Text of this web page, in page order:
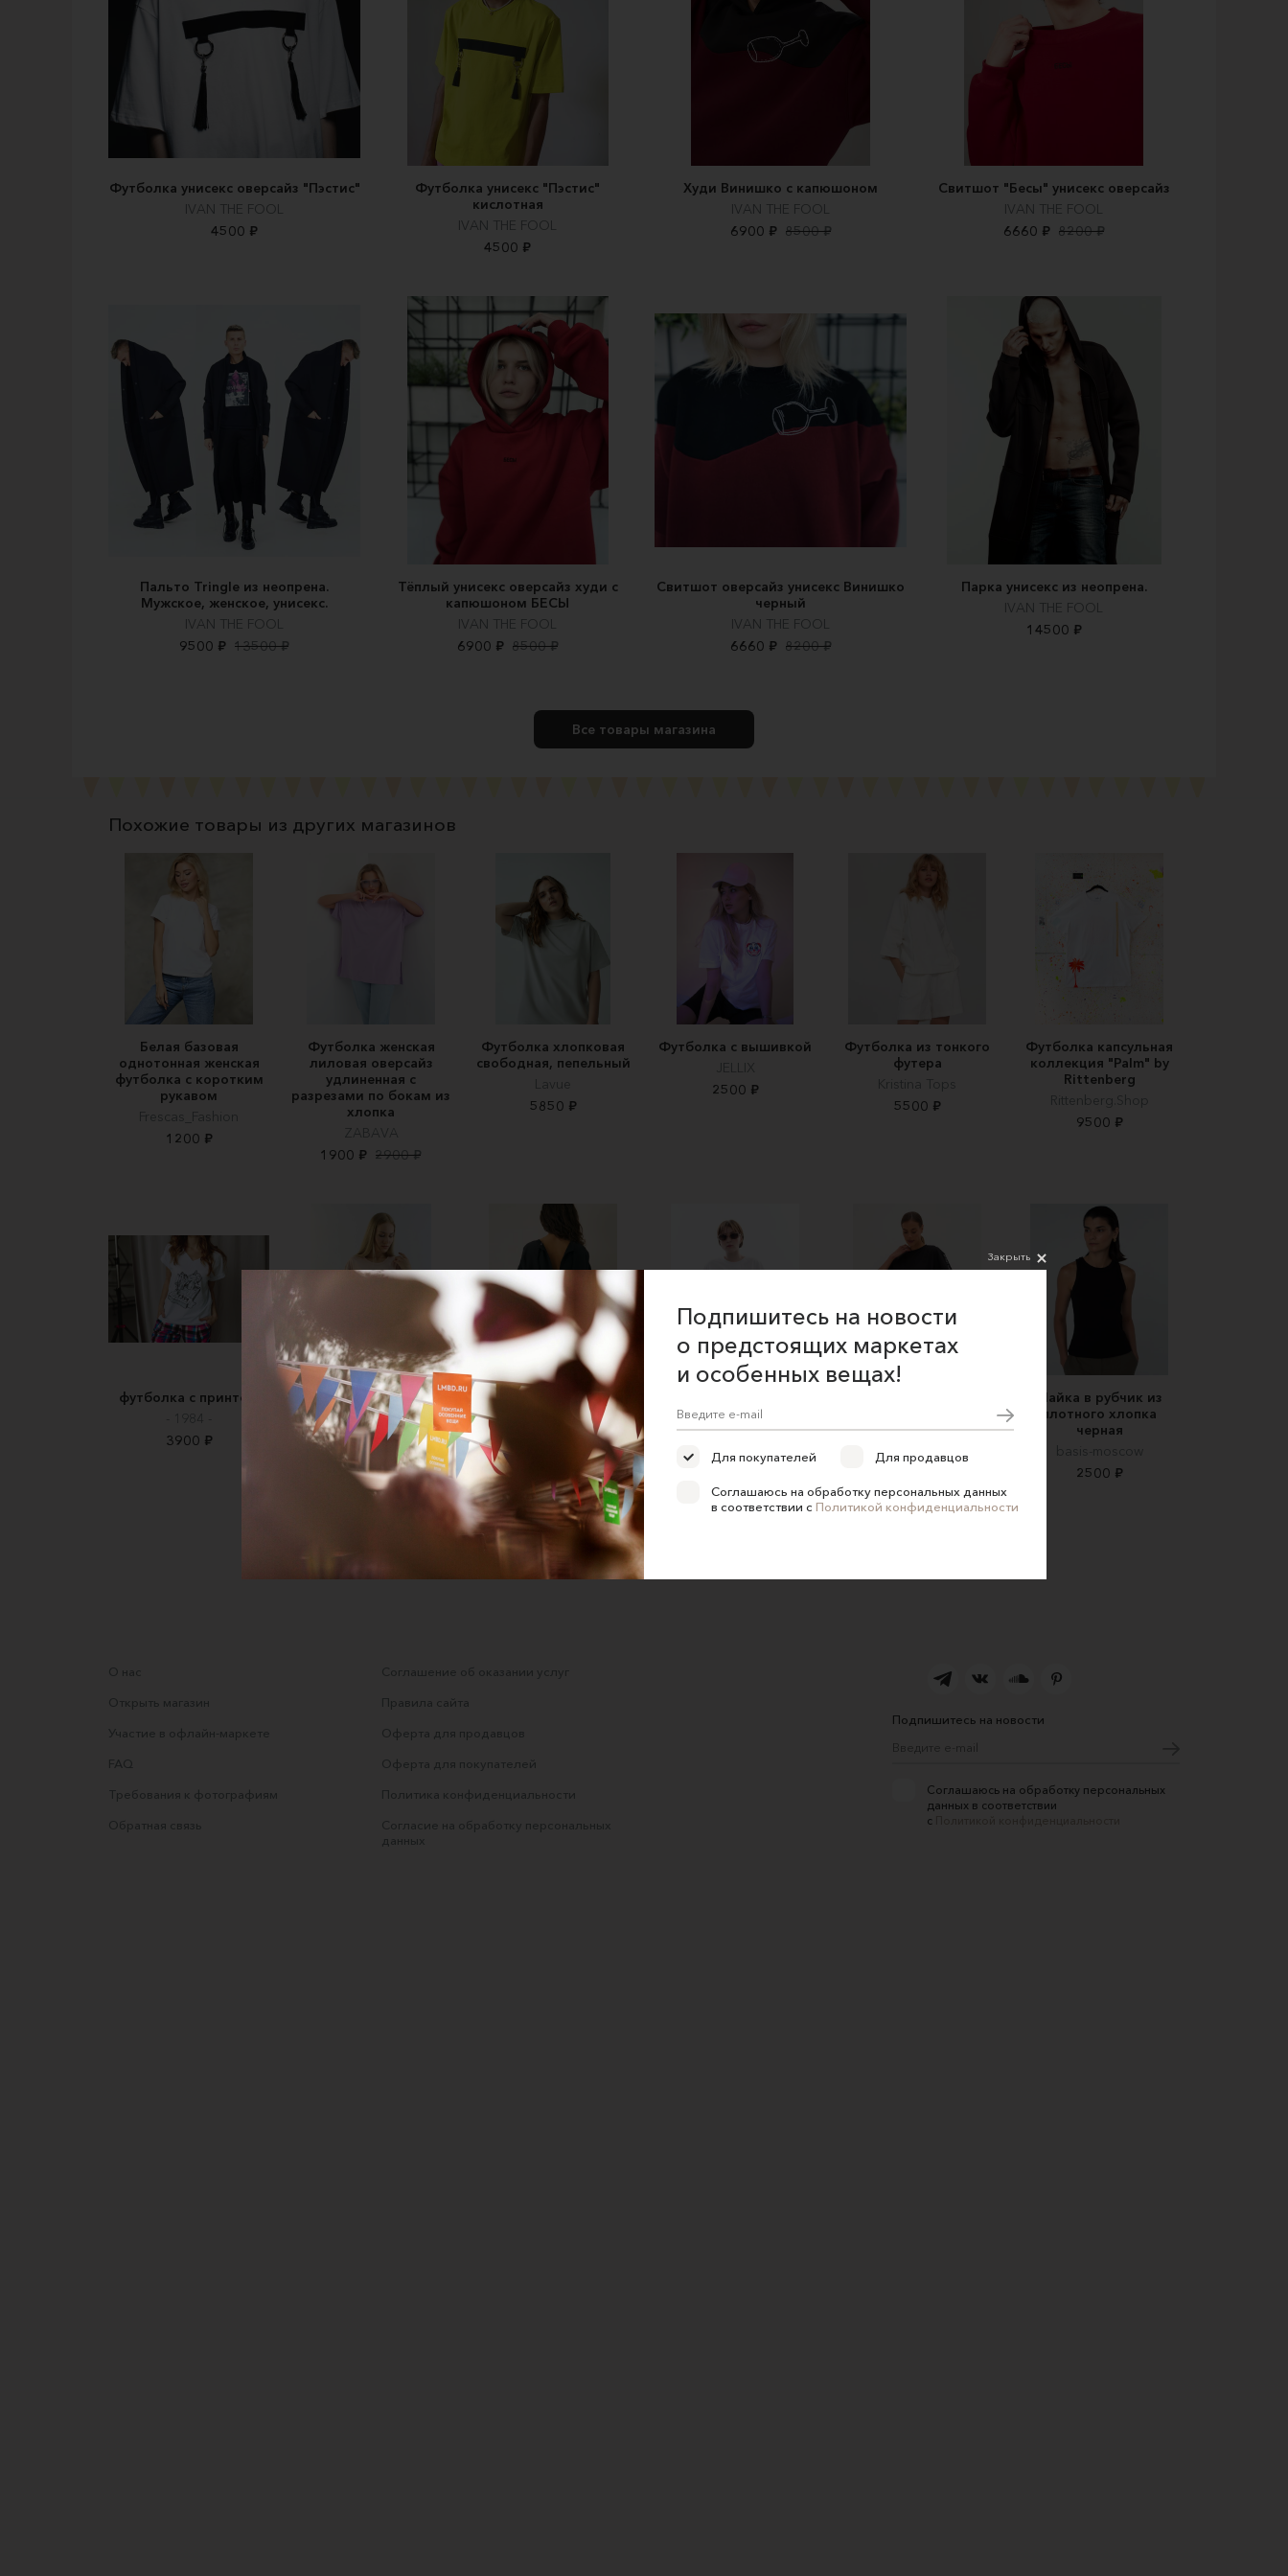
Футболка унисекс оверсайз "Пэстис"
IVAN THE FOOL
4500 ₽
Футболка унисекс "Пэстис"
кислотная
IVAN THE FOOL
4500 ₽
Худи Винишко с капюшоном
IVAN THE FOOL
6900 ₽ 8500 ₽
Свитшот "Бесы" унисекс оверсайз
IVAN THE FOOL
6660 ₽ 8200 ₽
Пальто Tringle из неопрена.
Мужское, женское, унисекс.
IVAN THE FOOL
9500 ₽ 13500 ₽
Тёплый унисекс оверсайз худи с
капюшоном БЕСЫ
IVAN THE FOOL
6900 ₽ 8500 ₽
Свитшот оверсайз унисекс Винишко
черный
IVAN THE FOOL
6660 ₽ 8200 ₽
Парка унисекс из неопрена.
IVAN THE FOOL
14500 ₽
Все товары магазина
Похожие товары из других магазинов
Белая базовая
однотонная женская
футболка с коротким
рукавом
Frescas_Fashion
1200 ₽
Футболка женская
лиловая оверсайз
удлиненная с
разрезами по бокам из
хлопка
ZABAVA
1900 ₽ 2900 ₽
Футболка хлопковая
свободная, пепельный
Lavue
5850 ₽
Футболка с вышивкой
JELLIX
2500 ₽
Футболка из тонкого
футера
Kristina Tops
5500 ₽
Футболка капсульная
коллекция "Palm" by
Rittenberg
Rittenberg.Shop
9500 ₽
футболка c принтом
- 1984 -
3900 ₽
Футболка пудровая
женская оверсайз
100% хлопок с
принтом Carpe Diem
Morsonik
2100 ₽ 2700 ₽
Футболка из вискозы
LILI ASKAROVA
5940 ₽
6990 ₽
закатов", с принтом по
мотивам живописной
Анны Гольдбаум.
Живописные вещи
"Goldbaum&Kaufman
MAKES YOU SPECIAL
3750 ₽
Майка в рубчик из
плотного хлопка
черная
basis-moscow
2500 ₽
О нас
Открыть магазин
Участие в офлайн-маркете
FAQ
Требования к фотографиям
Обратная связь
Соглашение об оказании услуг
Правила сайта
Оферта для продавцов
Оферта для покупателей
Политика конфиденциальности
Согласие на обработку персональных
данных
Подпишитесь на новости
Соглашаюсь на обработку персональных
данных в соответствии
с
Закрыть
Подпишитесь на новости
о предстоящих маркетах
и особенных вещах!
Для покупателей Для продавцов
Соглашаюсь на обработку персональных данных
в соответствии с Политикой конфиденциальности